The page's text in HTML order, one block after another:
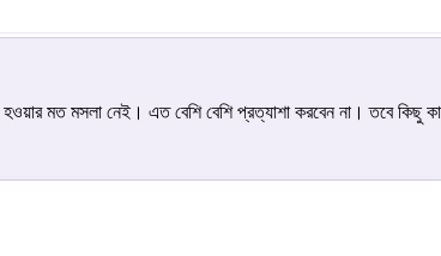
মত মসলা নেই। এত বেশি বেশি প্রত্যাশা করবেন না। তবে কিছু